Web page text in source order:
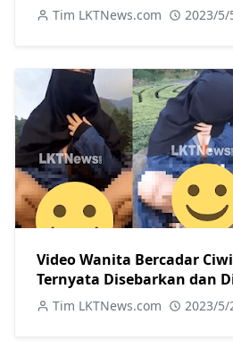
Tim LKTNews.com 2023/5/
Video Wanita Bercadar
Ternyata Disebarkan dan
Sendiri
Tim LKTNews.com 2023/5/